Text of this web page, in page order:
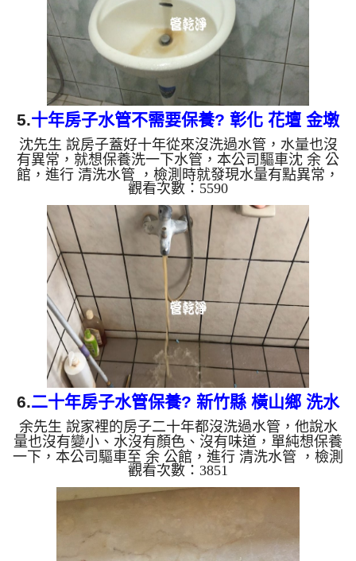
地下水含有氧化錳...
5.十年房子水管不需要保養? 彰化 花壇 金墩
街 水管清洗
沈先生 說房子蓋好十年從來沒洗過水管，水量也沒
有異常，就想保養洗一下水管，本公司驅車沈 余 公
館，進行 清洗水管 ，檢測時就發現水量有點異常，
本公司架起 高周波水管清洗機，灌入 檸檬酸水 至管
路裡面，等了約15分，開啟 水管清洗機 ，啟動 螺旋
波 模式，一開始就洗出黃色髒水，越來越多，越洗
就越髒，源源不絕，如下圖影片，一個多小時後，
水量比之前大不少，沈先生能安心用水了!! 如是自來
水，如水管老化，會產生鐵鏽跟泥沙堆積，洗出來的
水就會是咖啡色，地下水含有氧化錳，管壁上會結成
黑色管垢，洗出來...
觀看次數：5590
6.二十年房子水管保養? 新竹縣 橫山鄉 洗水
管
余先生 說家裡的房子二十年都沒洗過水管，他說水
量也沒有變小、水沒有顏色、沒有味道，單純想保養
一下，本公司驅車至 余 公館，進行 清洗水管 ，檢測
時就發現水量有點偏小，本公司架起 高周波水管清
洗機，灌入 檸檬酸水 至管路裡面，等了約15分，開
啟 水管清洗機 ，啟動 螺旋波 模式，一開始沒洗出什
麼，沒多久就洗出黃色髒水，越來越濃，越洗就越
髒，如下圖影片，一個多小時後， 水量變大不少，
余先生能安心用水了!! 如是自來水，如水管老化，會
觀看次數：3851